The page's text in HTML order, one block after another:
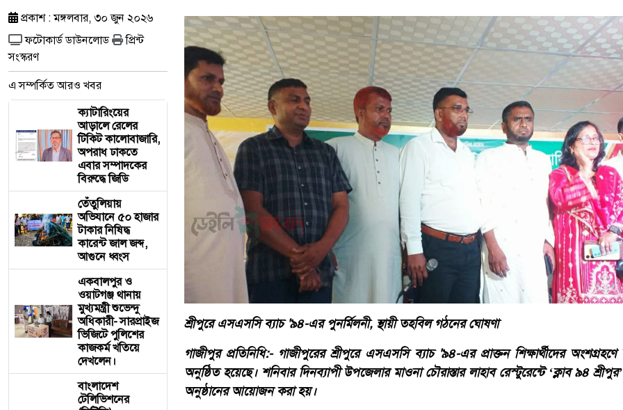
প্রকাশ : মঙ্গলবার, ৩০ জুন ২০২৬
ফটোকার্ড ডাউনলোড
প্রিন্ট
সংস্করণ
এ সম্পর্কিত আরও খবর
ক্যাটারিংয়ের
আড়ালে রেলের
টিকিট কালোবাজারি,
অপরাধ ঢাকতে
এবার সম্পাদকের
বিরুদ্ধে জিডি
তেঁতুলিয়ায়
অভিযানে ৫০ হাজার
টাকার নিষিদ্ধ
কারেন্ট জাল জব্দ,
আগুনে ধ্বংস
একবালপুর ও
ওয়াটগঞ্জ থানায়
মুখ্যমন্ত্রী শুভেন্দু
অধিকারী- সারপ্রাইজ
ভিজিটে পুলিশের
কাজকর্ম খতিয়ে
দেখলেন।
বাংলাদেশ
টেলিভিশনের
শ্রীপুরে এসএসসি ব্যাচ '৯৪-এর পুনর্মিলনী, স্থায়ী তহবিল গঠনের ঘোষণা
গাজীপুর প্রতিনিধি:- গাজীপুরের শ্রীপুরে এসএসসি ব্যাচ '৯৪-এর প্রাক্তন শিক্ষার্থীদের অংশগ্রহণে
অনুষ্ঠিত হয়েছে। শনিবার দিনব্যাপী উপজেলার মাওনা চৌরাস্তার লাহাব রেস্টুরেন্টে ‘ক্লাব ৯৪
অনুষ্ঠানের আয়োজন করা হয়।